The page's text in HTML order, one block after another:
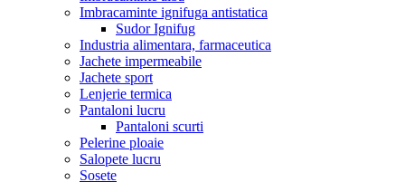
Imbracaminte ignifuga antistatica
Sudor Ignifug
Industria alimentara, farmaceutica
Jachete impermeabile
Jachete sport
Lenjerie termica
Pantaloni lucru
Pantaloni scurti
Pelerine ploaie
Salopete lucru
Sosete